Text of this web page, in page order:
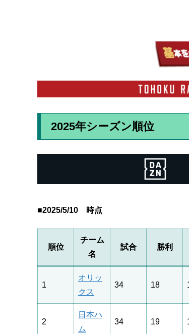
2025年シーズン順位
■2025/5/10 時点
順位
チーム
名
試合 勝利
1
オリッ
クス
34 18
2
日本ハ
ム
34 19